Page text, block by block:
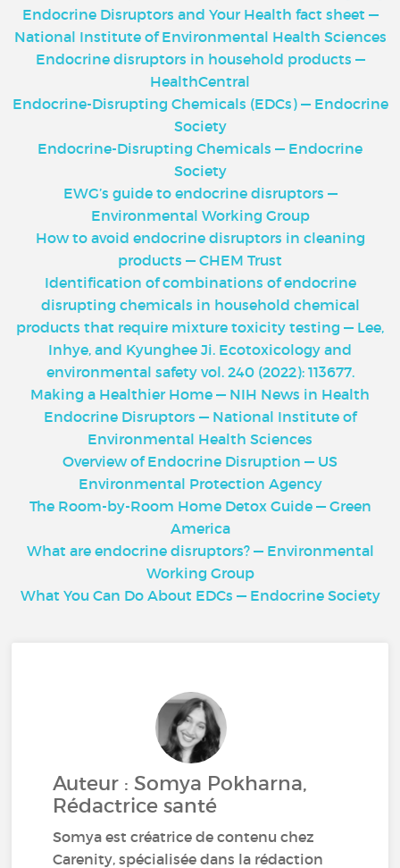
Endocrine Disruptors and Your Health fact sheet —
National Institute of Environmental Health Sciences
Endocrine disruptors in household products —
HealthCentral
Endocrine-Disrupting Chemicals (EDCs) — Endocrine
Society
Endocrine-Disrupting Chemicals — Endocrine
Society
EWG’s guide to endocrine disruptors —
Environmental Working Group
How to avoid endocrine disruptors in cleaning
products — CHEM Trust
Identification of combinations of endocrine
disrupting chemicals in household chemical
products that require mixture toxicity testing — Lee,
Inhye, and Kyunghee Ji. Ecotoxicology and
environmental safety vol. 240 (2022): 113677.
Making a Healthier Home — NIH News in Health
Endocrine Disruptors — National Institute of
Environmental Health Sciences
Overview of Endocrine Disruption — US
Environmental Protection Agency
The Room-by-Room Home Detox Guide — Green
America
What are endocrine disruptors? — Environmental
Working Group
What You Can Do About EDCs — Endocrine Society
Auteur : Somya Pokharna,
Rédactrice santé
Somya est créatrice de contenu chez
Carenity, spécialisée dans la rédaction